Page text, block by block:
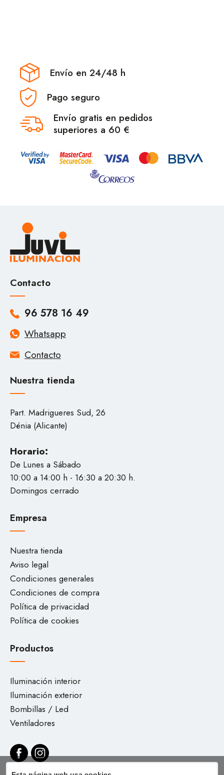
Envío en 24/48 h
Pago seguro
Envío gratis en pedidos
superiores a 60 €
Contacto
96 578 16 49
Whatsapp
Contacto
Nuestra tienda
Part. Madrigueres Sud, 26
Dénia (Alicante)
Horario:
De Lunes a Sábado
10:00 a 14:00 h - 16:30 a 20:30 h.
Domingos cerrado
Empresa
Nuestra tienda
Aviso legal
Condiciones generales
Condiciones de compra
Política de privacidad
Política de cookies
Productos
Iluminación interior
Iluminación exterior
Bombillas / Led
Ventiladores